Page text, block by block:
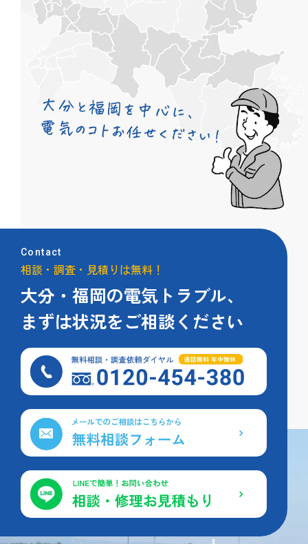
Contact
相談・調査・見積りは無料！
大分・福岡の電気トラブル、
まずは状況をご相談ください